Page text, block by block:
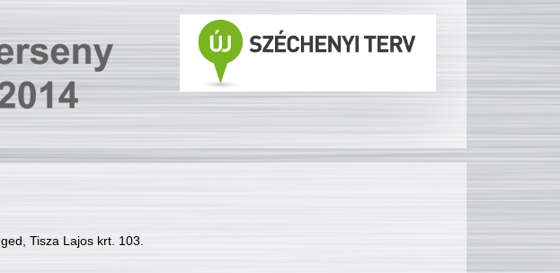
Tisza Lajos krt. 103.